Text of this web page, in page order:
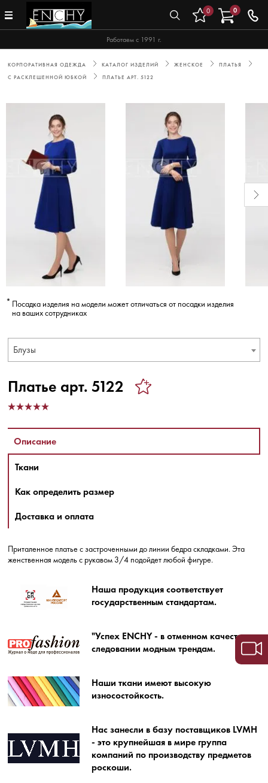
Работаем с 1991 г.
0 0
КОРПОРАТИВНАЯ ОДЕЖДА КАТАЛОГ ИЗДЕЛИЙ ЖЕНСКОЕ
ПЛАТЬЯ
С РАСКЛЕШЕННОЙ ЮБКОЙ
ПЛАТЬЕ АРТ. 5122
Посадка изделия на модели может отличаться от посадки изделия
на ваших сотрудниках
Блузы
Платье арт. 5122
Описание
Ткани
Как определить размер
Доставка и оплата
Приталенное платье с застроченными до линии бедра складками. Эта
женственная модель с рукавом 3/4 подойдет любой фигуре.
Наша продукция соответствует
государственным стандартам.
"Успех ENCHY - в отменном качестве и
следовании модным трендам.
Наши ткани имеют высокую
износостойкость.
Нас занесли в базу поставщиков LVMH
- это крупнейшая в мире группа
компаний по производству предметов
роскоши.